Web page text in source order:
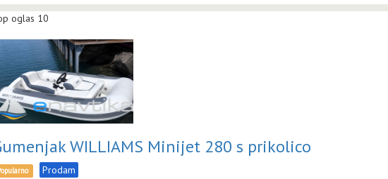
oglas 10
WILLIAMS Minijet 280 s prikolico
Prodam